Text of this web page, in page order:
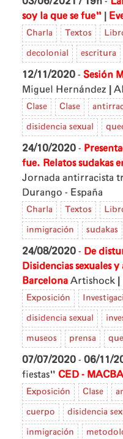
soy la que se fue"
Charla Textos
decolonial escritura
12/11/2020 - Sesión
Miguel Hernández
Clase Clase
disidencia sexual
24/10/2020 -
fue. Relatos sudakas
Jornada antirracista
Durango - España
Charla Textos
inmigración sudakas
24/08/2020 - De
Disidencias sexuales
Barcelona Artishock
Exposición
disidencia sexual
museos prensa
07/07/2020 - 06/11/
fiestas" CED - MACBA
Exposición Clase
cuerpo disidencia
inmigración